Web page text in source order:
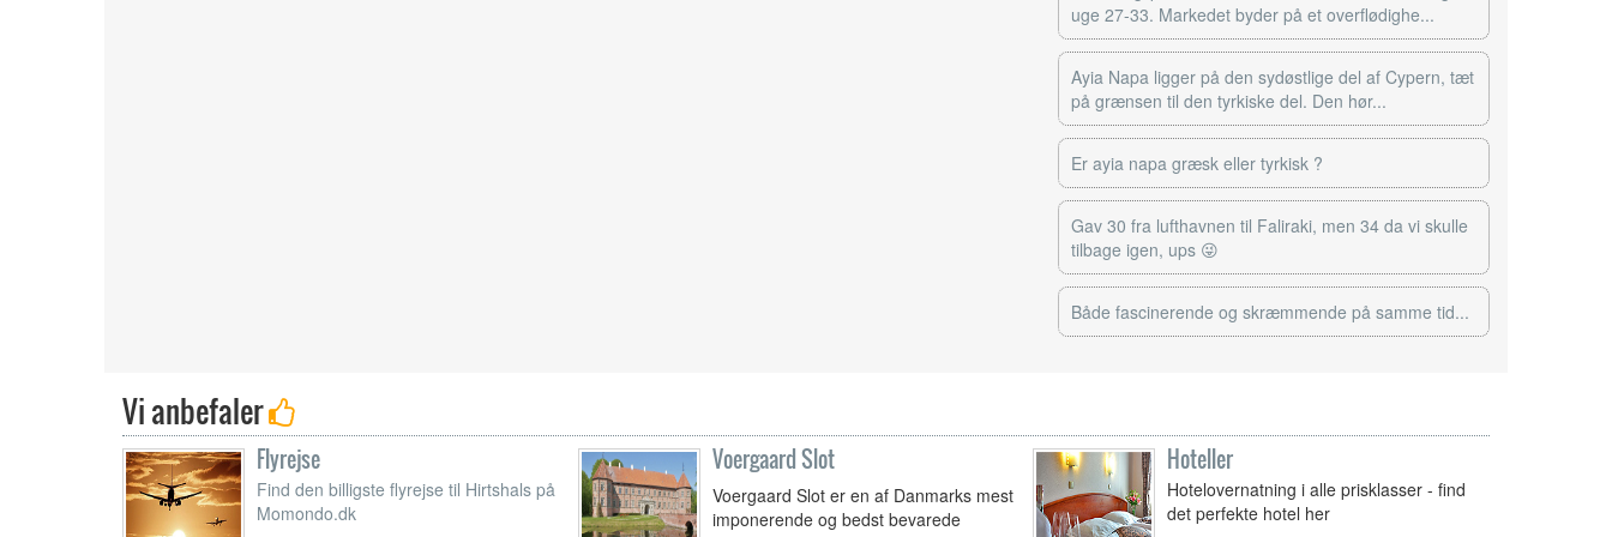
uge 27-33. Markedet byder på et overflødighe...
Ayia Napa ligger på den sydøstlige del af Cypern, tæt
på grænsen til den tyrkiske del. Den hør...
Er ayia napa græsk eller tyrkisk ?
Gav 30 fra lufthavnen til Faliraki, men 34 da vi skulle
tilbage igen, ups 😜
Både fascinerende og skræmmende på samme tid...
Vi anbefaler
Flyrejse
Find den billigste flyrejse til Hirtshals på
Momondo.dk
Voergaard Slot
Voergaard Slot er en af Danmarks mest
imponerende og bedst bevarede
Hoteller
Hotelovernatning i alle prisklasser - find
det perfekte hotel her